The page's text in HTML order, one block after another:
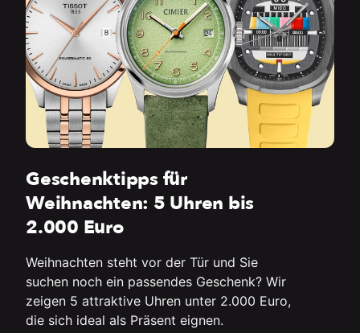
Geschenktipps für
Weihnachten: 5 Uhren bis
2.000 Euro
Weihnachten steht vor der Tür und Sie
suchen noch ein passendes Geschenk? Wir
zeigen 5 attraktive Uhren unter 2.000 Euro,
die sich ideal als Präsent eignen.